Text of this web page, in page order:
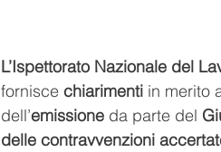
L’Ispettorato Nazionale del
fornisce chiarimenti in merito
dell’emissione da parte del
delle contravvenzioni